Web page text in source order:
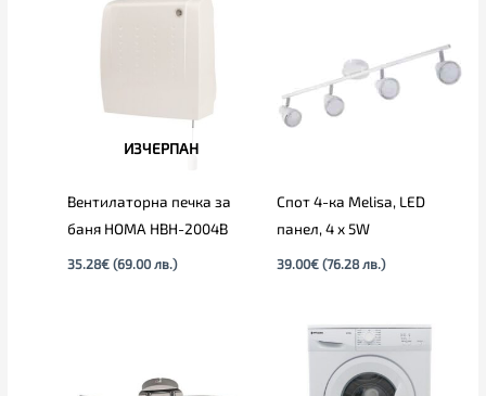
ИЗЧЕРПАН
Вентилаторна печка за
баня HOMA HBH-2004B
35.28€ (69.00 лв.)
Спот 4-ка Melisa, LED
панел, 4 х 5W
39.00€ (76.28 лв.)